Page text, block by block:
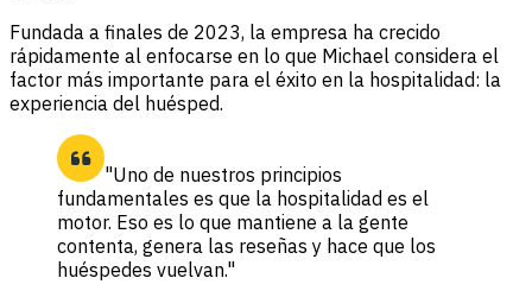
Fundada a finales de 2023, la empresa ha crecido
rápidamente al enfocarse en lo que Michael considera el
factor más importante para el éxito en la hospitalidad: la
experiencia del huésped.
"Uno de nuestros principios
fundamentales es que la hospitalidad es el
motor. Eso es lo que mantiene a la gente
contenta, genera las reseñas y hace que los
huéspedes vuelvan."